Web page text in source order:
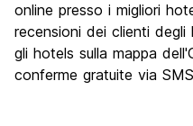
online presso i migliori
recensioni dei clienti degli
gli hotels sulla mappa
conferme gratuite via